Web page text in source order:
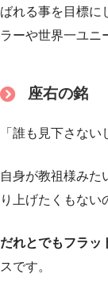
ばれる事を目標に
ラーや世界一ユニ
座右の銘
「誰も見下さな
自身が教祖様みた
り上げたくもない
だれとでもフラッ
スです。